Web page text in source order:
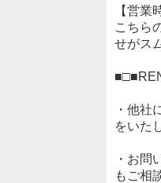
【営業
こちら
せがス
・他社
をいた
・お問
もご相